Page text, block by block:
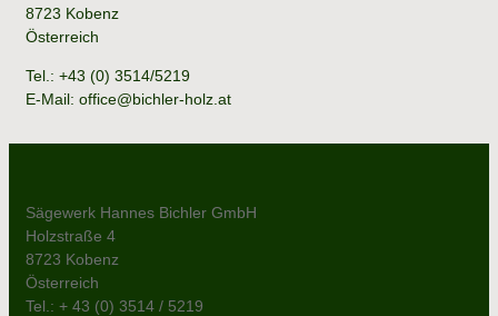
8723 Kobenz
Österreich
Tel.: +43 (0) 3514/5219
E-Mail: office@bichler-holz.at
Sägewerk Hannes Bichler GmbH
Holzstraße 4
8723 Kobenz
Österreich
Tel.: + 43 (0) 3514 / 5219